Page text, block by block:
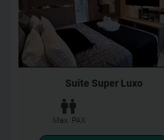
Suite Super Luxo
Max. PAX